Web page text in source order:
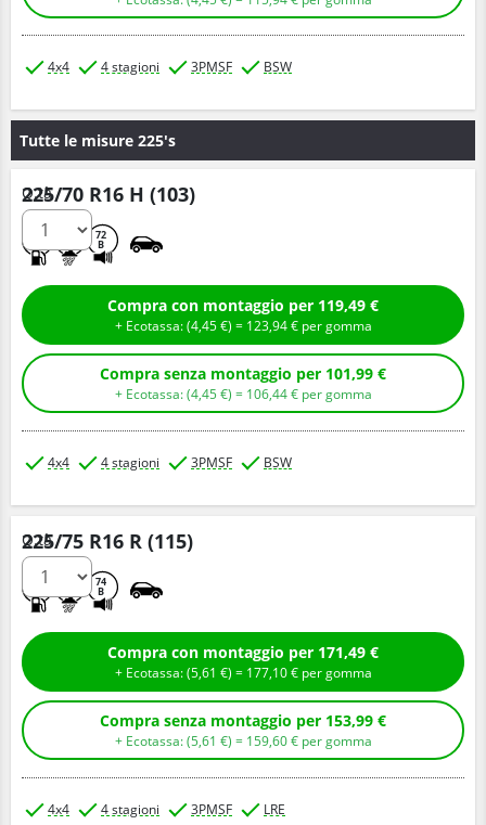
4x4 4 stagioni 3PMSF BSW
Tutte le misure 225's
225/70 R16 H (103)
72
B
Q.tà
Compra con montaggio per 119,49 €
+ Ecotassa: (4,45€ ) = 123,94€ per gomma
Compra senza montaggio per 101,99 €
+ Ecotassa: (4,45€ ) = 106,44€ per gomma
4x4 4 stagioni 3PMSF BSW
225/75 R16 R (115)
74
B
Q.tà
Compra con montaggio per 171,49 €
+ Ecotassa: (5,61 € ) = 177,10€ per gomma
Compra senza montaggio per 153,99 €
+ Ecotassa: (5,61 € ) = 159,60€ per gomma
4x4 4 stagioni 3PMSF LRE